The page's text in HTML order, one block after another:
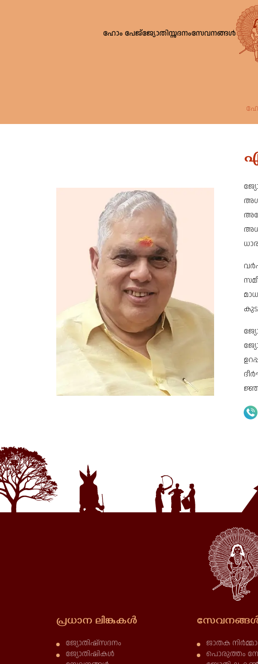
ഹോം പേജ്ജ്യോതിസ്സദനംസേവനങ്ങൾ
പ്രധാന ലിങ്കുകൾ
ജ്യോതിഷ്സദനം
ജ്യോതിഷികൾ
ജാതക
പൊരുത്തം